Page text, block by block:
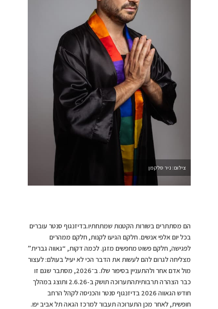
צילום: ניר סלקמן
הם מסתתרים בשורות הקטנות שמתחתיו.בדיזנגוף סנטר עוברים
בכל יום אלפי אנשים. חלקם הגיעו לקנות, חלקם ממהרים
לפגישה, חלקם פשוט מחפשים מזגן. לכמה דקות, “גאווה גברית”
מצליחה לגרום להם לעשות את הדבר הכי לא יעיל בעולם: לעצור
מול אדם אחר ולהתעניין בסיפור שלו. ב־2026, מסתבר שגם זו
כבר הצהרה תרבותיתהתערוכה תושק ב-2.6.26 ותוצג במהלך
חודש הגאווה 2026 בדיזנגוף סנטר והכניסה לקהל הרחב
חופשית, לאחר מכן התערוכה תעבור למרכז הגאה תל אביב יפו.